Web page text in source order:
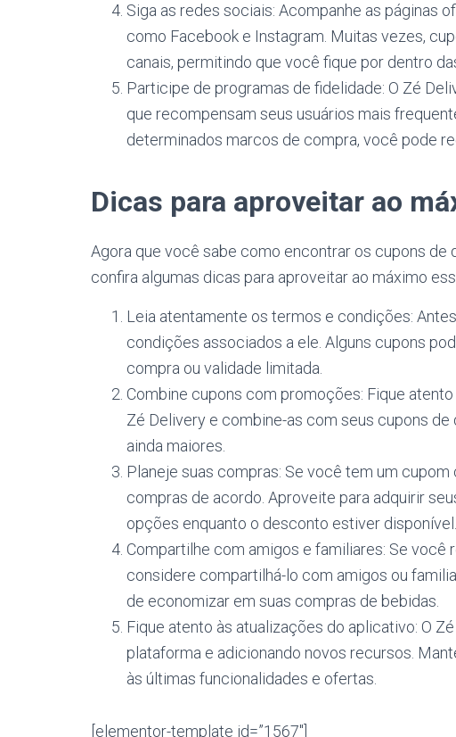
Siga as redes sociais: Acompanhe as páginas
como Facebook e Instagram. Muitas vezes,
canais, permitindo que você fique por dentro
Participe de programas de fidelidade: O Zé
que recompensam seus usuários mais
determinados marcos de compra, você pode
Dicas para aproveitar ao
Agora que você sabe como encontrar os cupons de
confira algumas dicas para aproveitar ao máximo
Leia atentamente os termos e condições:
condições associados a ele. Alguns cupons
compra ou validade limitada.
Combine cupons com promoções: Fique
Zé Delivery e combine-as com seus cupons
ainda maiores.
Planeje suas compras: Se você tem um
compras de acordo. Aproveite para adquirir
opções enquanto o desconto estiver disponível.
Compartilhe com amigos e familiares: Se você
considere compartilhá-lo com amigos ou
de economizar em suas compras de bebidas.
Fique atento às atualizações do aplicativo: O
plataforma e adicionando novos recursos.
às últimas funcionalidades e ofertas.
[elementor-template id=”1567″]